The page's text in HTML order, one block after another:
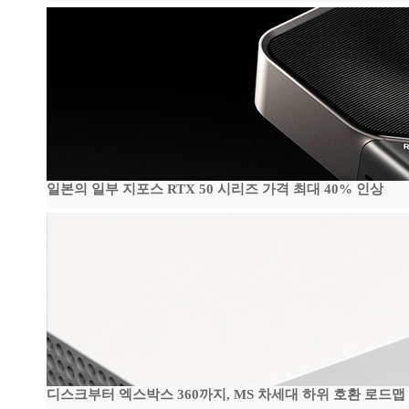
일본의 일부 지포스 RTX 50 시리즈 가격 최대 40% 인상
디스크부터 엑스박스 360까지, MS 차세대 하위 호환 로드맵